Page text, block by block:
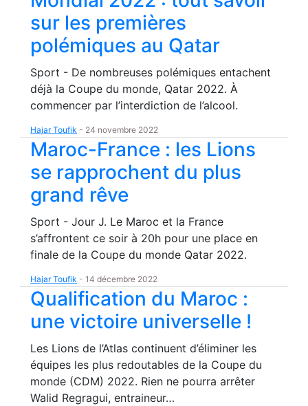
sur les premières
polémiques au Qatar
Sport - De nombreuses polémiques entachent
déjà la Coupe du monde, Qatar 2022. À
commencer par l’interdiction de l’alcool.
Hajar Toufik - 24 novembre 2022
Maroc-France : les Lions
se rapprochent du plus
grand rêve
Sport - Jour J. Le Maroc et la France
s’affrontent ce soir à 20h pour une place en
finale de la Coupe du monde Qatar 2022.
Hajar Toufik - 14 décembre 2022
Qualification du Maroc :
une victoire universelle !
Les Lions de l’Atlas continuent d’éliminer les
équipes les plus redoutables de la Coupe du
monde (CDM) 2022. Rien ne pourra arrêter
Walid Regragui, entraineur…